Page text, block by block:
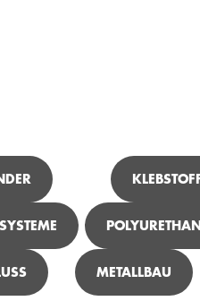
METALLBAU